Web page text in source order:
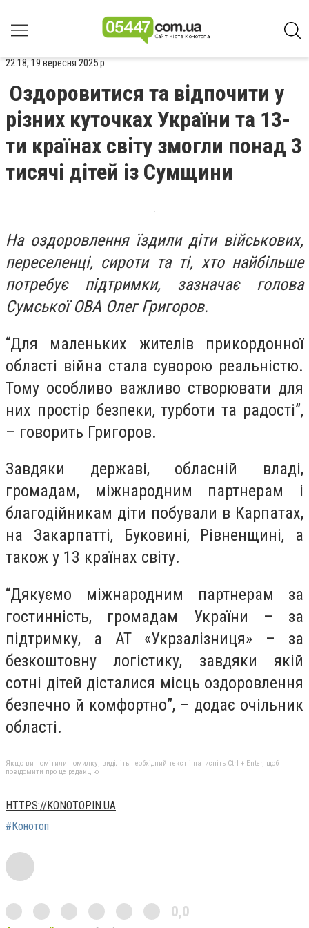
22:18, 19 вересня 2025 р.
Оздоровитися та відпочити у
різних куточках України та 13-
ти країнах світу змогли понад 3
тисячі дітей із Сумщини
На оздоровлення їздили діти військових,
переселенці, сироти та ті, хто найбільше
потребує підтримки, зазначає голова
Сумської ОВА Олег Григоров.
“Для маленьких жителів прикордонної
області війна стала суворою реальністю.
Тому особливо важливо створювати для
них простір безпеки, турботи та радості”,
– говорить Григоров.
Завдяки державі, обласній владі,
громадам, міжнародним партнерам і
благодійникам діти побували в Карпатах,
на Закарпатті, Буковині, Рівненщині, а
також у 13 країнах світу.
“Дякуємо міжнародним партнерам за
гостинність, громадам України – за
підтримку, а АТ «Укрзалізниця» – за
безкоштовну логістику, завдяки якій
сотні дітей дісталися місць оздоровлення
безпечно й комфортно”, – додає очільник
області.
Якщо ви помітили помилку, виділіть необхідний текст і натисніть Ctrl + Enter, щоб
повідомити про це редакцію
HTTPS://KONOTOP.IN.UA
#Конотоп
0,0